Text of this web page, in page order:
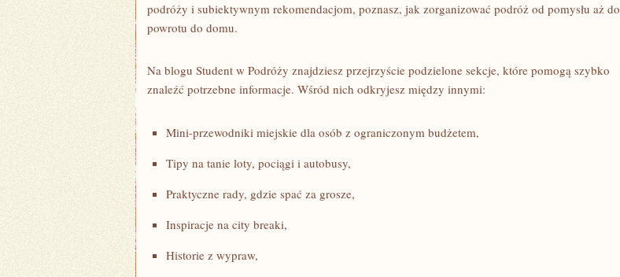
podróży i subiektywnym rekomendacjom, poznasz, jak zorganizować podróż od pomysłu aż do
powrotu do domu.
Na blogu Student w Podróży znajdziesz przejrzyście podzielone sekcje, które pomogą szybko
znaleźć potrzebne informacje. Wśród nich odkryjesz między innymi:
Mini-przewodniki miejskie dla osób z ograniczonym budżetem,
Tipy na tanie loty, pociągi i autobusy,
Praktyczne rady, gdzie spać za grosze,
Inspiracje na city breaki,
Historie z wypraw,